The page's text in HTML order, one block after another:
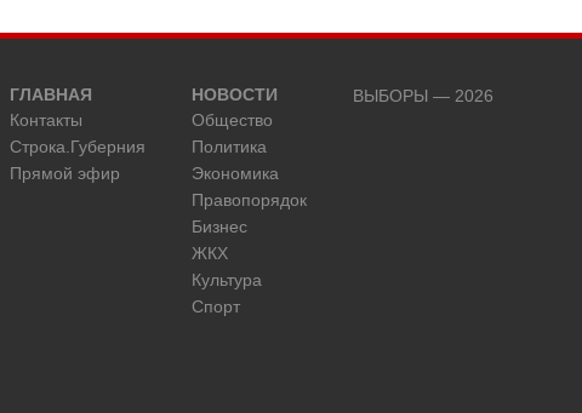
ГЛАВНАЯ
Контакты
Строка.Губерния
Прямой эфир
НОВОСТИ
Общество
Политика
Экономика
Правопорядок
Бизнес
ЖКХ
Культура
Спорт
ВЫБОРЫ — 2026